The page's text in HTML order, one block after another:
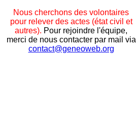
Nous cherchons des volontaires
pour relever des actes (état civil et
autres). Pour rejoindre l'équipe,
merci de nous contacter par mail via
contact@geneoweb.org